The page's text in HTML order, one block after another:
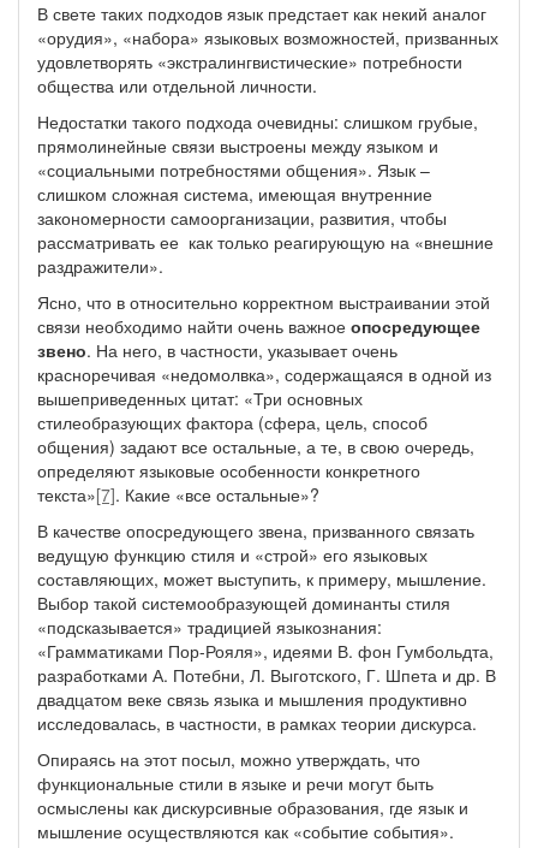
В свете таких подходов язык предстает как некий аналог
«орудия», «набора» языковых возможностей, призванных
удовлетворять «экстралингвистические» потребности
общества или отдельной личности.
Недостатки такого подхода очевидны: слишком грубые,
прямолинейные связи выстроены между языком и
«социальными потребностями общения». Язык –
слишком сложная система, имеющая внутренние
закономерности самоорганизации, развития, чтобы
рассматривать ее как только реагирующую на «внешние
раздражители».
Ясно, что в относительно корректном выстраивании этой
связи необходимо найти очень важное опосредующее
звено. На него, в частности, указывает очень
красноречивая «недомолвка», содержащаяся в одной из
вышеприведенных цитат: «Три основных
стилеобразующих фактора (сфера, цель, способ
общения) задают все остальные, а те, в свою очередь,
определяют языковые особенности конкретного
текста»[7]. Какие «все остальные»?
В качестве опосредующего звена, призванного связать
ведущую функцию стиля и «строй» его языковых
составляющих, может выступить, к примеру, мышление.
Выбор такой системообразующей доминанты стиля
«подсказывается» традицией языкознания:
«Грамматиками Пор-Рояля», идеями В. фон Гумбольдта,
разработками А. Потебни, Л. Выготского, Г. Шпета и др. В
двадцатом веке связь языка и мышления продуктивно
исследовалась, в частности, в рамках теории дискурса.
Опираясь на этот посыл, можно утверждать, что
функциональные стили в языке и речи могут быть
осмыслены как дискурсивные образования, где язык и
мышление осуществляются как «событие события».